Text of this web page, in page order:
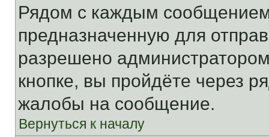
Рядом с каждым сообщением
предназначенную для
разрешено
кнопке, вы пройдёте через
жалобы на сообщение.
Вернуться к началу